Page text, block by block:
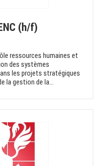
(h/f)
ressources humaines et
des systèmes
les projets stratégiques
la gestion de la...